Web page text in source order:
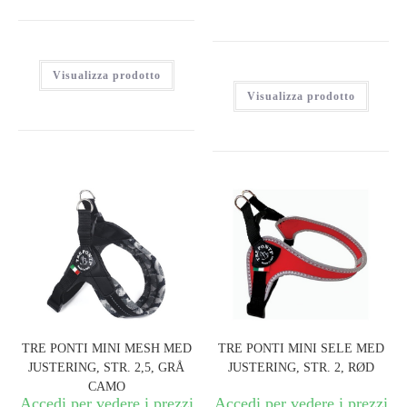
Visualizza prodotto
Visualizza prodotto
TRE PONTI MINI MESH MED
JUSTERING, STR. 2,5, GRÅ
CAMO
Accedi per vedere i prezzi
TRE PONTI MINI SELE MED
JUSTERING, STR. 2, RØD
Accedi per vedere i prezzi